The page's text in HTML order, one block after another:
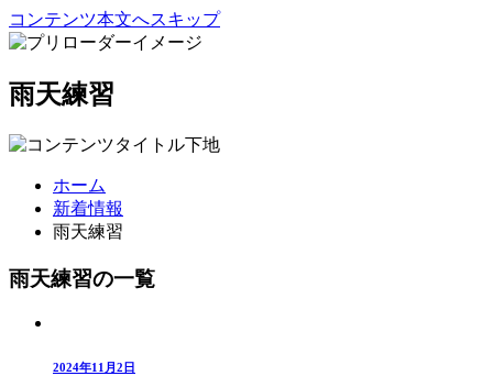
コンテンツ本文へスキップ
雨天練習
ホーム
新着情報
雨天練習
雨天練習の一覧
2024年11月2日